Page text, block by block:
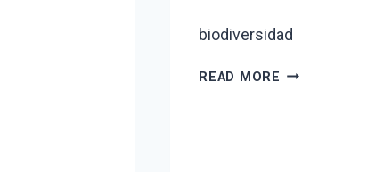
biodiversidad
READ MORE BIODIVERSITY